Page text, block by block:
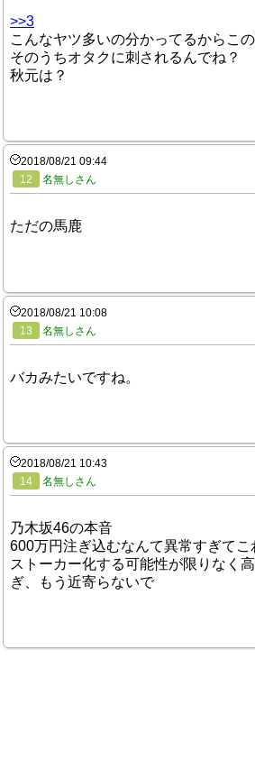
>>3
こんなヤツ多いの分かってるからこ
そのうちオタクに刺されるんでね？
秋元は？
2018/08/21 09:44
12
名無しさん
ただの馬鹿
2018/08/21 10:08
13
名無しさん
バカみたいですね。
2018/08/21 10:43
14
名無しさん
乃木坂46の本音
600万円注ぎ込むなんて異常すぎてこ
ストーカー化する可能性が限りなく
ぎ、もう近寄らないで